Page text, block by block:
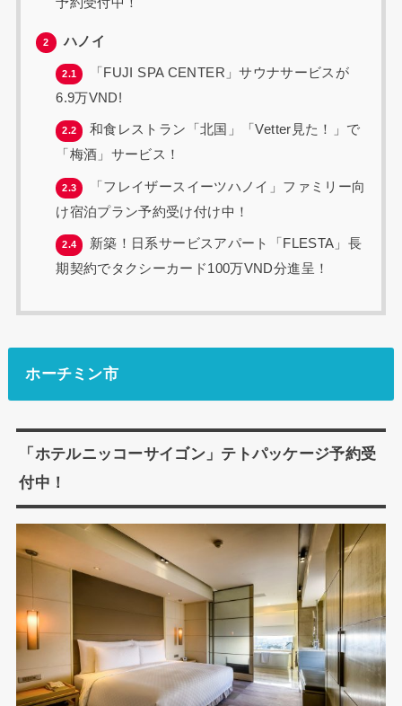
2 ハノイ
2.1
「FUJI SPA CENTER」サウナサービスが
6.9万VND!
2.2
和食レストラン「北国」「Vetter見た！」で
「梅酒」サービス！
2.3
「フレイザースイーツハノイ」ファミリー向
け宿泊プラン予約受け付け中！
2.4
新築！日系サービスアパート「FLESTA」長
期契約でタクシーカード100万VND分進呈！
ホーチミン市
「ホテルニッコーサイゴン」テトパッケージ予約受
付中！